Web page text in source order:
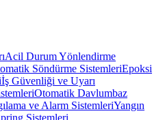
Acil Durum Yönlendirme
Söndürme SistemleriEpoksi
İş Güvenliği ve Uyarı
Otomatik Davlumbaz
ve Alarm SistemleriYangın
Sistemleri